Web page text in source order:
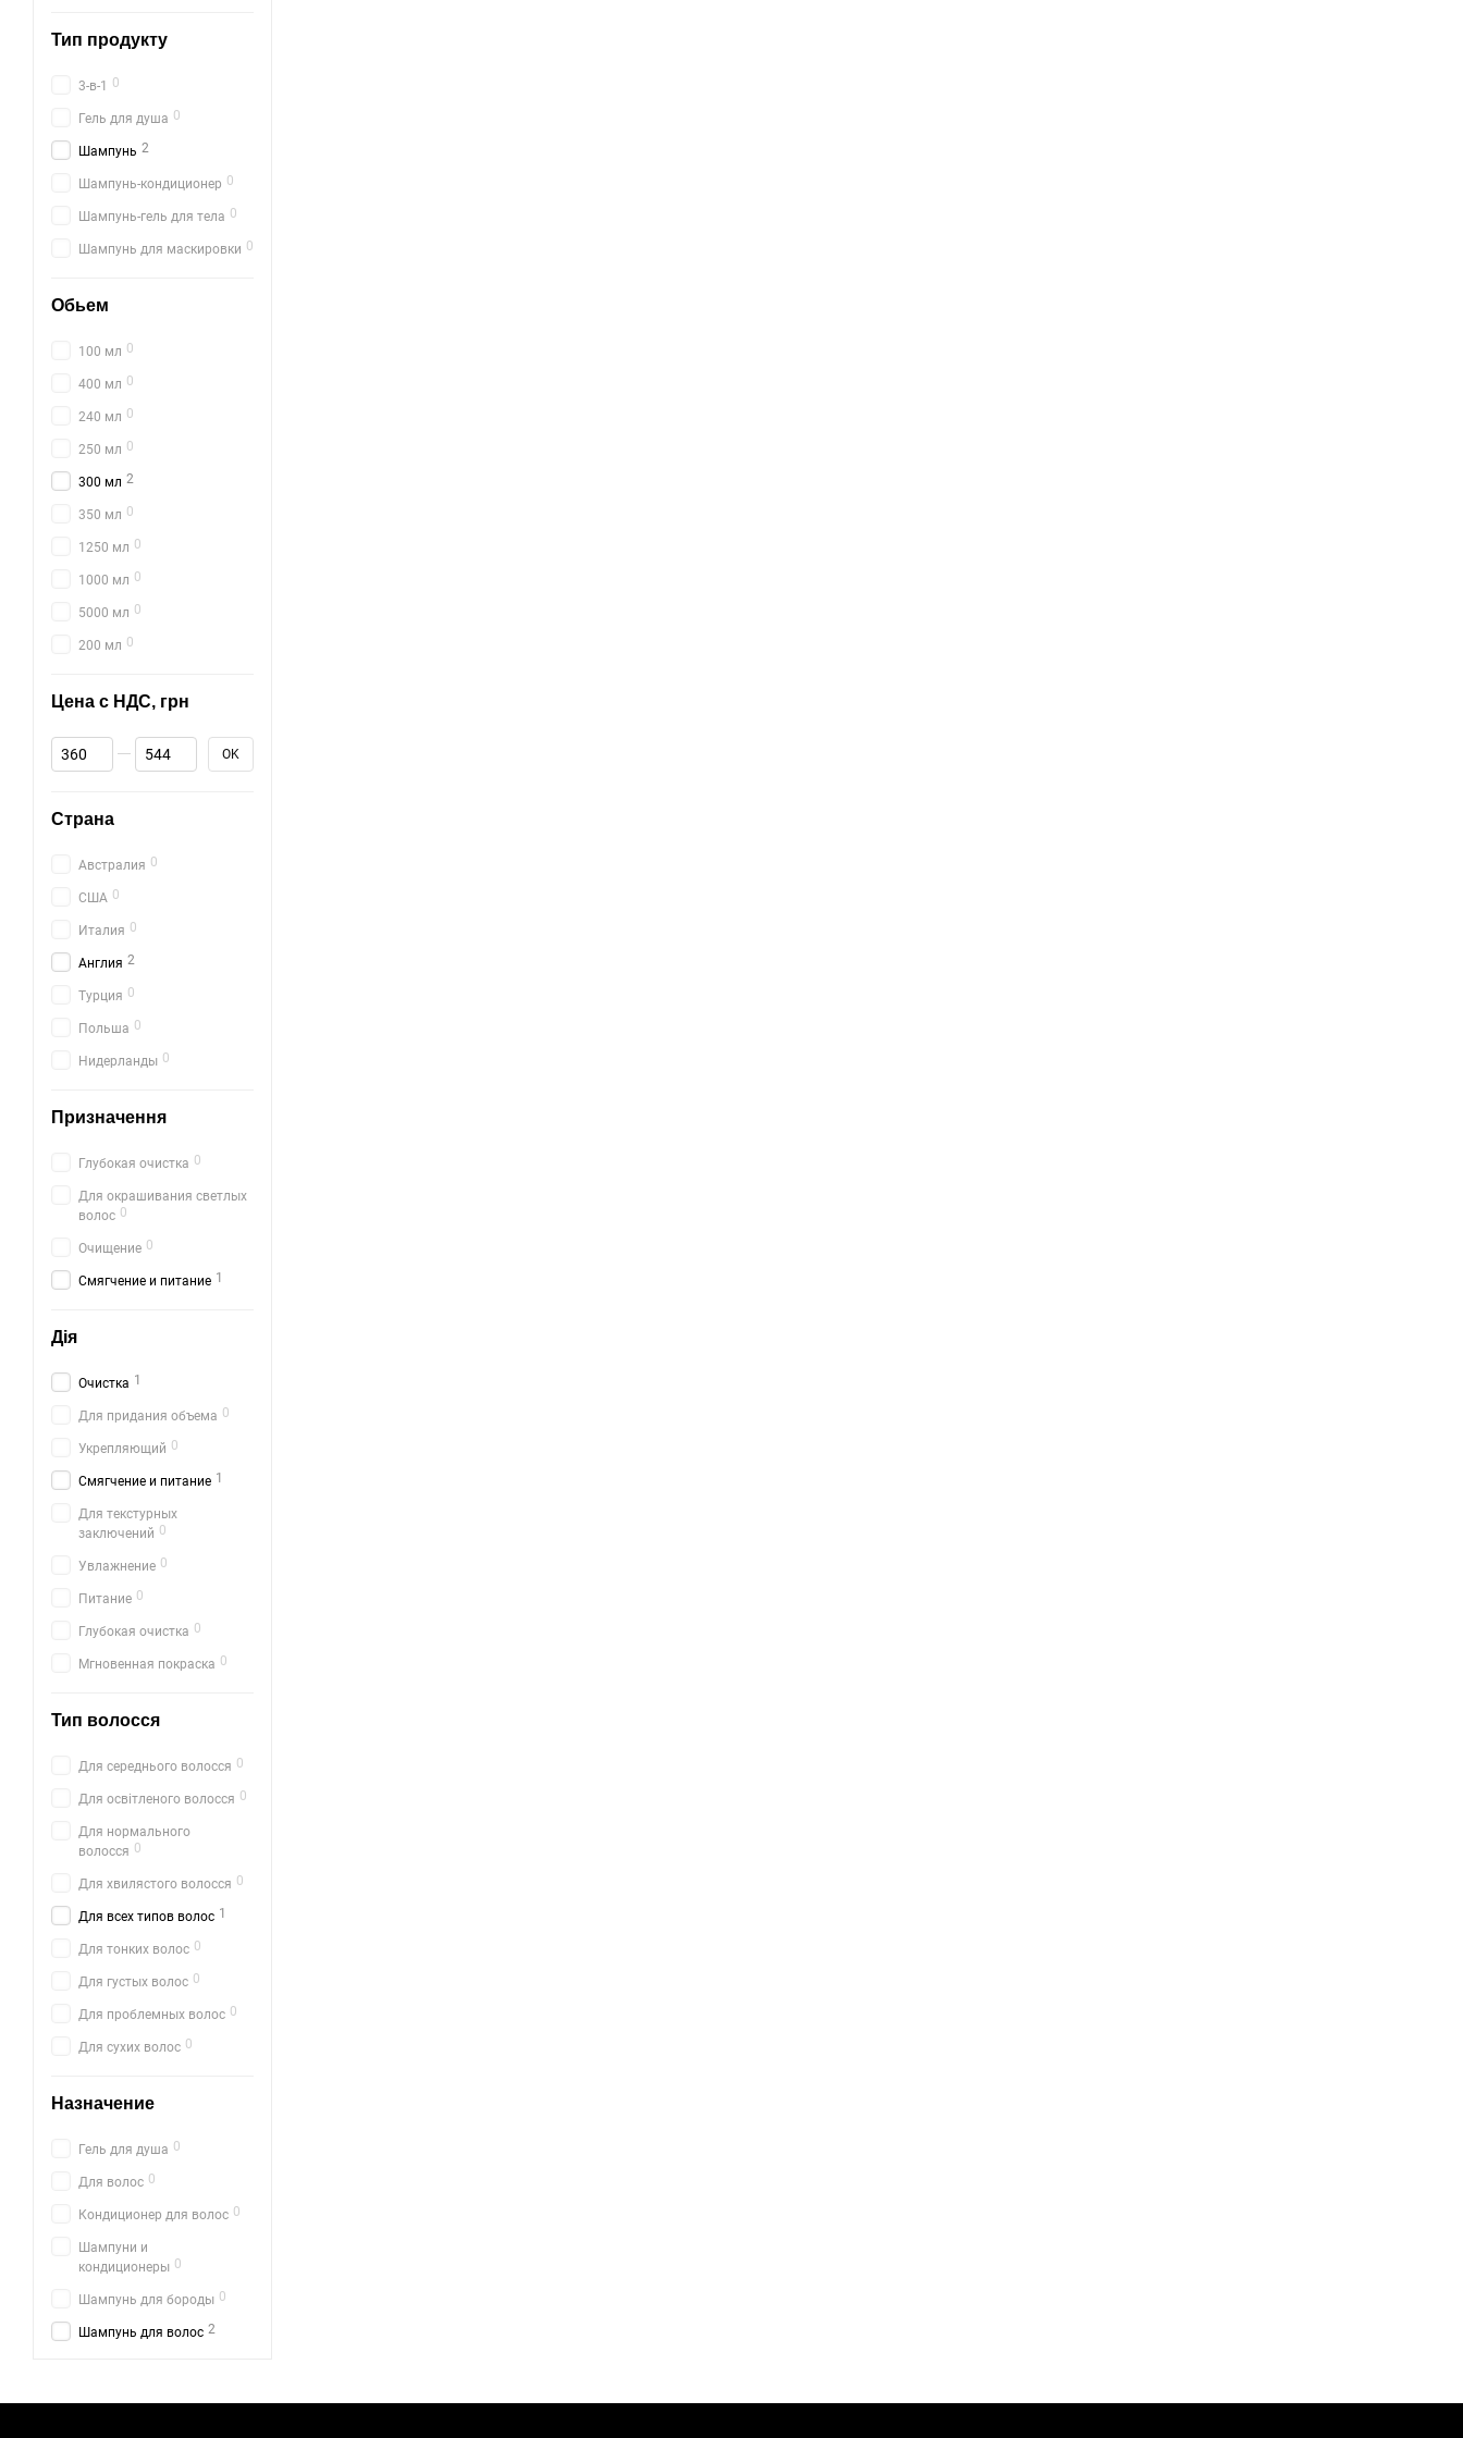
Тип продукту
3-в-1 0
Гель для душа 0
Шампунь 2
Шампунь-кондиционер 0
Шампунь-гель для тела 0
Шампунь для маскировки 0
Обьем
100 мл 0
400 мл 0
240 мл 0
250 мл 0
300 мл 2
350 мл 0
1250 мл 0
1000 мл 0
5000 мл 0
200 мл 0
Цена с НДС, грн
От Цена с НДС, грн
До Цена с НДС, грн OK
Страна
Австралия 0
США 0
Италия 0
Англия 2
Турция 0
Польша 0
Нидерланды 0
Призначення
Глубокая очистка 0
Для окрашивания светлых
волос 0
Очищение 0
Смягчение и питание 1
Дія
Очистка 1
Для придания объема 0
Укрепляющий 0
Смягчение и питание 1
Для текстурных
заключений 0
Увлажнение 0
Питание 0
Глубокая очистка 0
Мгновенная покраска 0
Тип волосся
Для середнього волосся 0
Для освітленого волосся 0
Для нормального
волосся 0
Для хвилястого волосся 0
Для всех типов волос 1
Для тонких волос 0
Для густых волос 0
Для проблемных волос 0
Для сухих волос 0
Назначение
Гель для душа 0
Для волос 0
Кондиционер для волос 0
Шампуни и
кондиционеры 0
Шампунь для бороды 0
Шампунь для волос 2